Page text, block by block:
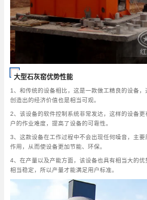
大型石灰窑优势性能
1、和传统的设备相比，这是一款做工精良的设备
创造出的经济价值也是相当可观。
2、该设备的软件控制系统非常发达，这样的设备
户的作业难度，提高了设备的可靠性。
3、这款设备在工作过程中不会出现任何噪音，主
作用，从而使设备更加节能、环保。
4、在产量以及产能方面，该设备也具有相当大的
相当稳定，所以产量才能满足用户标准。